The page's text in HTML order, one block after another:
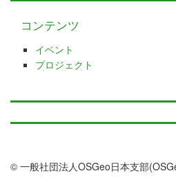
コンテンツ
イベント
プロジェクト
© 一般社団法人OSGeo日本支部